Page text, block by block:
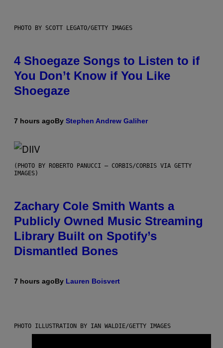
PHOTO BY SCOTT LEGATO/GETTY IMAGES
4 Shoegaze Songs to Listen to if
You Don’t Know if You Like
Shoegaze
7 hours agoBy Stephen Andrew Galiher
(PHOTO BY ROBERTO PANUCCI – CORBIS/CORBIS VIA GETTY
IMAGES)
Zachary Cole Smith Wants a
Publicly Owned Music Streaming
Library Built on Spotify’s
Dismantled Bones
7 hours agoBy Lauren Boisvert
PHOTO ILLUSTRATION BY IAN WALDIE/GETTY IMAGES